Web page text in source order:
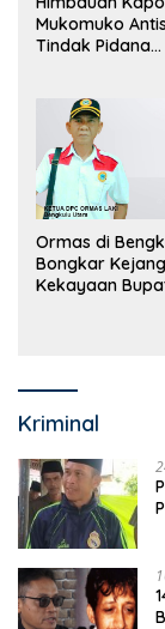
Mukomuko
Tindak Pidana
Ormas di
Bongkar
Kekayaan
Kriminal